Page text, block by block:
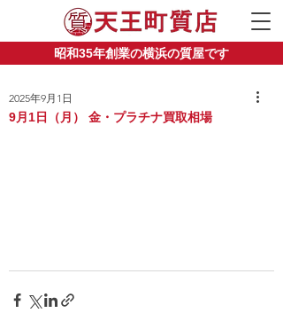
昭和35年創業の横浜の質屋です
9月1日（月） 金・プラチナ買取相場
2025年9月1日